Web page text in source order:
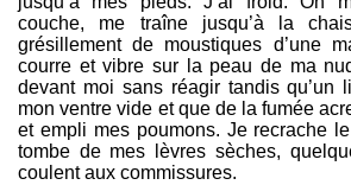
couche, me traîne jusqu’à la
grésillement de moustiques d’une
courre et vibre sur la peau de ma
devant moi sans réagir tandis qu’un
mon ventre vide et que de la fumée
et empli mes poumons. Je recrache
tombe de mes lèvres sèches,
coulent aux commissures.